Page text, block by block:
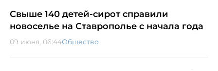
Свыше 140 детей-сирот справили
новоселье на Ставрополье с начала года
09 июня, 06:44Общество